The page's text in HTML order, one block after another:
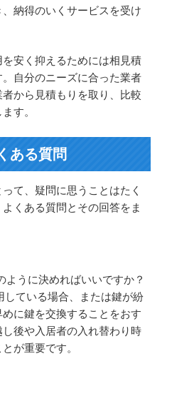
納得のいくサービスを受け
安く抑えるためには相見積
自分のニーズに合った業者
から見積もりを取り、比較
す。
ある質問
て、疑問に思うことはたく
くある質問とその回答をま
ように決めればいいですか？
している場合、または鍵が紛
に鍵を交換することをおす
後や入居者の入れ替わり時
が重要です。